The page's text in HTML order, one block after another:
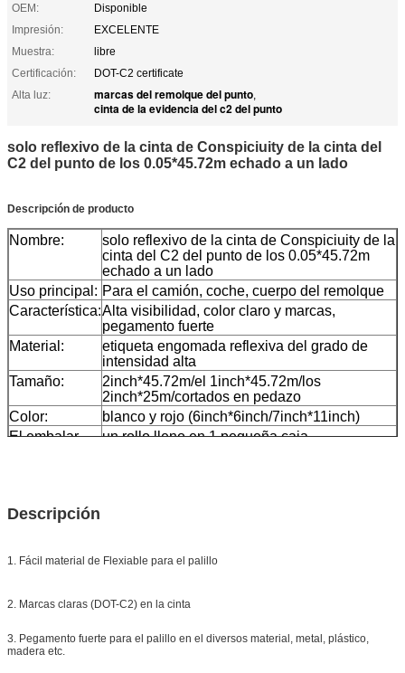
OEM:
Disponible
Impresión:
EXCELENTE
Muestra:
libre
Certificación:
DOT-C2 certificate
Alta luz:
marcas del remolque del punto,
cinta de la evidencia del c2 del punto
solo reflexivo de la cinta de Conspiciuity de la cinta del
C2 del punto de los 0.05*45.72m echado a un lado
Descripción de producto
Nombre:
solo reflexivo de la cinta de Conspiciuity de la
cinta del C2 del punto de los 0.05*45.72m
echado a un lado
Uso principal: Para el camión, coche, cuerpo del remolque
Característica:Alta visibilidad, color claro y marcas,
pegamento fuerte
Material:
etiqueta engomada reflexiva del grado de
intensidad alta
Tamaño:
2inch*45.72m/el 1inch*45.72m/los
2inch*25m/cortados en pedazo
Color:
blanco y rojo (6inch*6inch/7inch*11inch)
El embalar
un rollo lleno en 1 pequeña caja,
Descripción
1. Fácil material de Flexiable para el palillo
2. Marcas claras (DOT-C2) en la cinta
3. Pegamento fuerte para el palillo en el diversos material, metal, plástico,
madera etc.